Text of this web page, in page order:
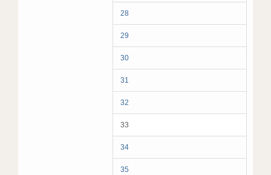
28
29
30
31
32
33
34
35